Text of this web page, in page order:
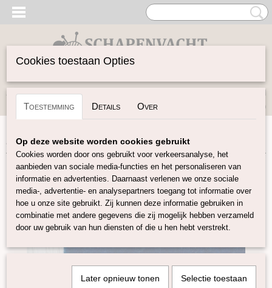
Inloggen Registreren
(0)
Home>Vilten>Vilt 30x30>Vilt 30x30 Sea
Cookies toestaan Opties
Toestemming Details Over
Op deze website worden cookies gebruikt
Cookies worden door ons gebruikt voor verkeersanalyse, het
aanbieden van sociale media-functies en het personaliseren van
informatie en advertenties. Daarnaast verlenen we onze sociale
media-, advertentie- en analysepartners toegang tot informatie over
hoe u onze site gebruikt. Zij kunnen deze informatie gebruiken in
combinatie met andere gegevens die zij mogelijk hebben verzameld
door uw gebruik van hun diensten of die u hen hebt verstrekt.
Later opnieuw tonen Selectie toestaan